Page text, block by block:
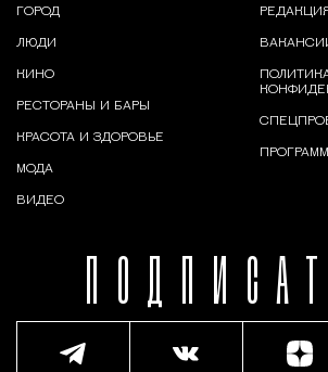
ГОРОД
ЛЮДИ
КИНО
РЕСТОРАНЫ И БАРЫ
КРАСОТА И ЗДОРОВЬЕ
МОДА
ВИДЕО